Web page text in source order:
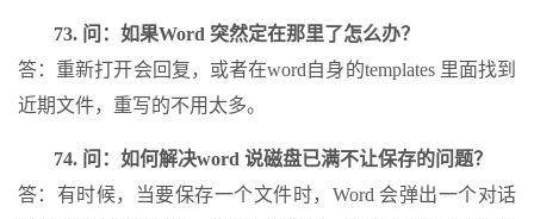
73. 问：如果Word 突然定在那里了怎么办？
答：重新打开会回复，或者在word自身的templates 里面找到
近期文件，重写的不用太多。
74. 问：如何解决word 说磁盘已满不让保存的问题？
答：有时候，当要保存一个文件时，Word 会弹出一个对话